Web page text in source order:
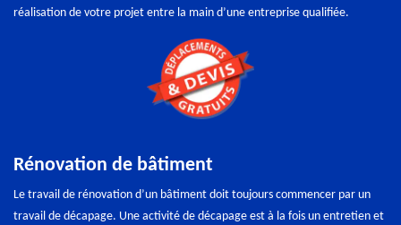
réalisation de votre projet entre la main d’une entreprise qualifiée.
Rénovation de bâtiment
Le travail de rénovation d’un bâtiment doit toujours commencer par un
travail de décapage. Une activité de décapage est à la fois un entretien et